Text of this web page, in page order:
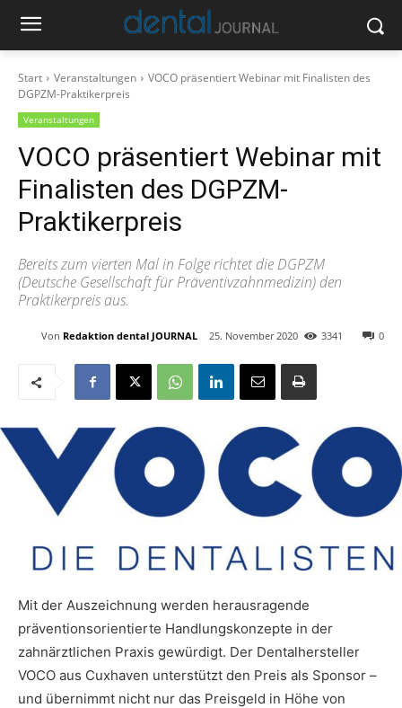
Start Veranstaltungen
VOCO präsentiert Webinar mit Finalisten des
DGPZM-Praktikerpreis
Veranstaltungen
VOCO präsentiert Webinar mit
Finalisten des DGPZM-
Praktikerpreis
Bereits zum vierten Mal in Folge richtet die DGPZM
(Deutsche Gesellschaft für Präventivzahnmedizin) den
Praktikerpreis aus.
Von Redaktion dental JOURNAL 25. November 2020 0
3341
Mit der Auszeichnung werden herausragende
präventionsorientierte Handlungskonzepte in der
zahnärztlichen Praxis gewürdigt. Der Dentalhersteller
VOCO aus Cuxhaven unterstützt den Preis als Sponsor –
und übernimmt nicht nur das Preisgeld in Höhe von